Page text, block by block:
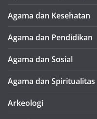
Agama dan Kesehatan
Agama dan Pendidikan
Agama dan Sosial
Agama dan Spiritualitas
Arkeologi